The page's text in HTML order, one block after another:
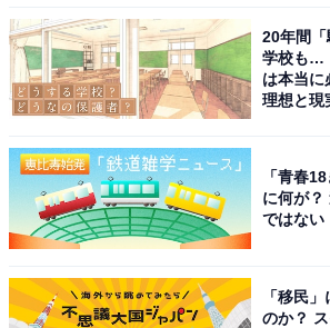
※回答者からのコメントは原文ママで
次ページ 9位までのランキ
20年間
学校も…
は本当に
理想と現
「青春
に何が？
ではない
「移民
のか？